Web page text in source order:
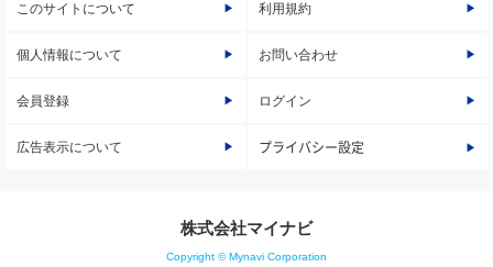
このサイトについて 利用規約
個人情報について お問い合わせ
会員登録 ログイン
広告表示について プライバシー設定
株式会社マイナビ
Copyright © Mynavi Corporation